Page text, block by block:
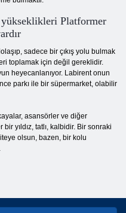
Platformer
sadece bir çıkış yolu bulmak
toplamak için değil gereklidir.
heyecanlanıyor. Labirent onun
parkı ile bir süpermarket, olabilir
asansörler ve diğer
yıldız, tatlı, kalbidir. Bir sonraki
olsun, bazen, bir kolu